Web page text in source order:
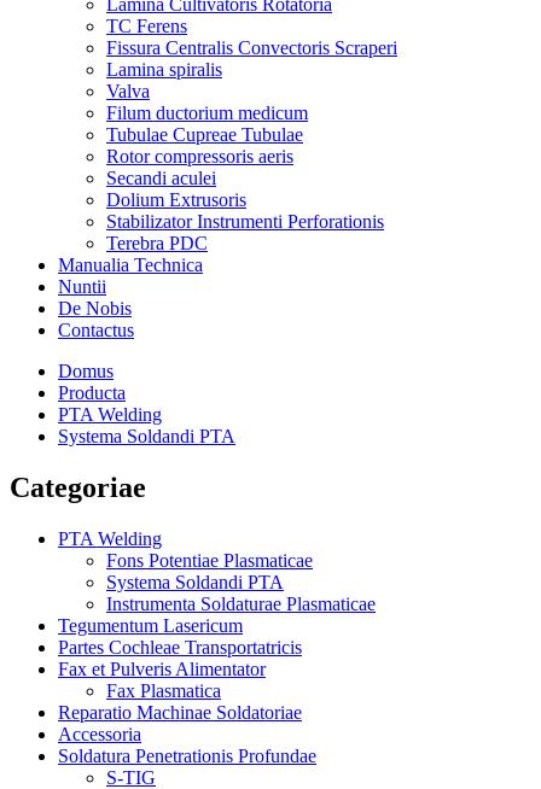
Lamina Cultivatoris Rotatoria
TC Ferens
Fissura Centralis Convectoris Scraperi
Lamina spiralis
Valva
Filum ductorium medicum
Tubulae Cupreae Tubulae
Rotor compressoris aeris
Secandi aculei
Dolium Extrusoris
Stabilizator Instrumenti Perforationis
Terebra PDC
Manualia Technica
Nuntii
De Nobis
Contactus
Domus
Producta
PTA Welding
Systema Soldandi PTA
Categoriae
PTA Welding
Fons Potentiae Plasmaticae
Systema Soldandi PTA
Instrumenta Soldaturae Plasmaticae
Tegumentum Lasericum
Partes Cochleae Transportatricis
Fax et Pulveris Alimentator
Fax Plasmatica
Reparatio Machinae Soldatoriae
Accessoria
Soldatura Penetrationis Profundae
S-TIG